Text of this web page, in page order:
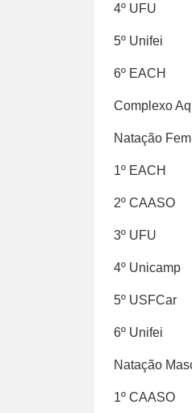
4º UFU
5º Unifei
6º EACH
Complexo
Natação
1º EACH
2º CAASO
3º UFU
4º Unicamp
5º USFCar
6º Unifei
Natação
1º CAASO